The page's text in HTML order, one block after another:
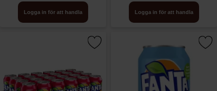
Logga in för att handla Logga in för att handla